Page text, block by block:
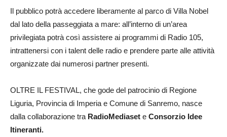
Il pubblico potrà accedere liberamente al parco di Villa Nobel
dal lato della passeggiata a mare: all’interno di un’area
privilegiata potrà così assistere ai programmi di Radio 105,
intrattenersi con i talent delle radio e prendere parte alle attività
organizzate dai numerosi partner presenti.
OLTRE IL FESTIVAL, che gode del patrocinio di Regione
Liguria, Provincia di Imperia e Comune di Sanremo, nasce
dalla collaborazione tra RadioMediaset e Consorzio Idee
Itineranti.